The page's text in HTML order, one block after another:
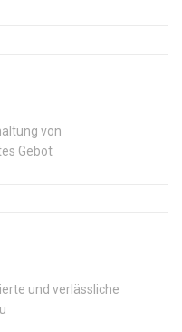
von
Gebot
und verlässliche